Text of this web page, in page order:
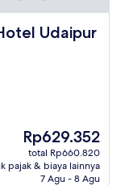
Udaipur
Near Airport
Harga
sekarang
Rp629.352
Rp629.352
total Rp660.820
pajak & biaya lainnya
7 Agu - 8 Agu